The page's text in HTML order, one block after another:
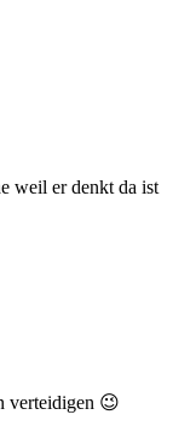
weil er denkt da ist
verteidigen 😉